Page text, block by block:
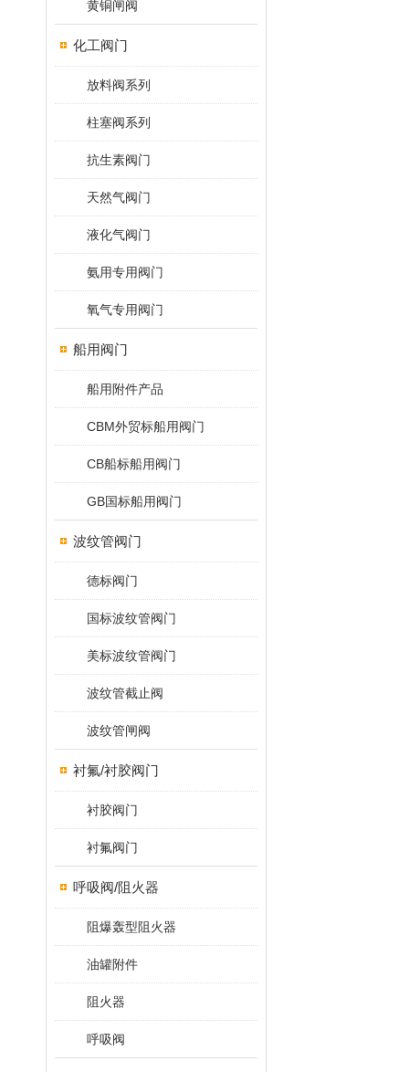
黄铜闸阀
化工阀门
放料阀系列
柱塞阀系列
抗生素阀门
天然气阀门
液化气阀门
氨用专用阀门
氧气专用阀门
船用阀门
船用附件产品
CBM外贸标船用阀门
CB船标船用阀门
GB国标船用阀门
波纹管阀门
德标阀门
国标波纹管阀门
美标波纹管阀门
波纹管截止阀
波纹管闸阀
衬氟/衬胶阀门
衬胶阀门
衬氟阀门
呼吸阀/阻火器
阻爆轰型阻火器
油罐附件
阻火器
呼吸阀